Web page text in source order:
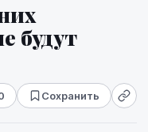
будут
Сохранить